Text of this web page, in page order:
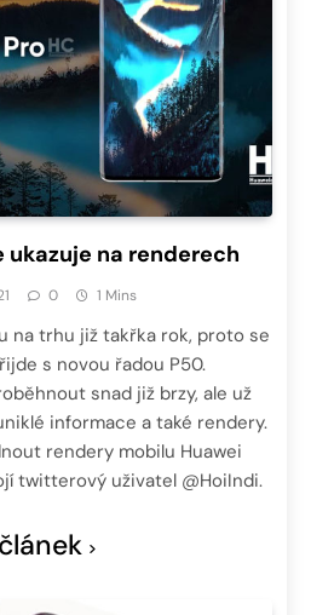
ukazuje na renderech
0 1 Mins
na trhu již takřka rok, proto se
s novou řadou P50.
snad již brzy, ale už
informace a také rendery.
rendery mobilu Huawei
twitterový uživatel @HoiIndi.